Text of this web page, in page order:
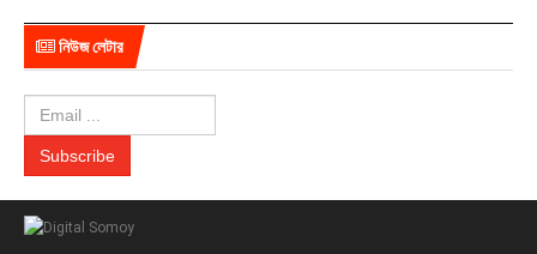
নিউজ লেটার